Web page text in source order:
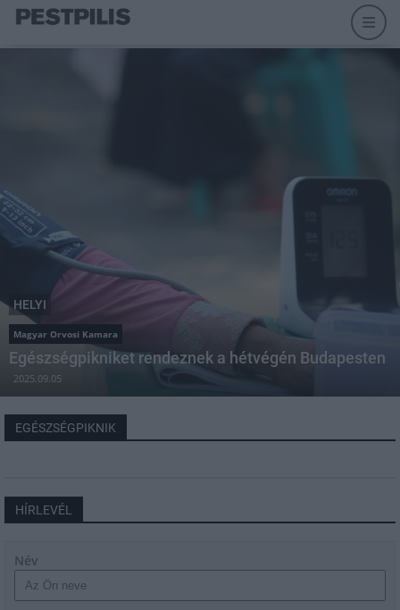
HELYI
Magyar Orvosi Kamara
Egészségpikniket rendeznek a hétvégén Budapesten
2025.09.05
EGÉSZSÉGPIKNIK
HÍRLEVÉL
Név